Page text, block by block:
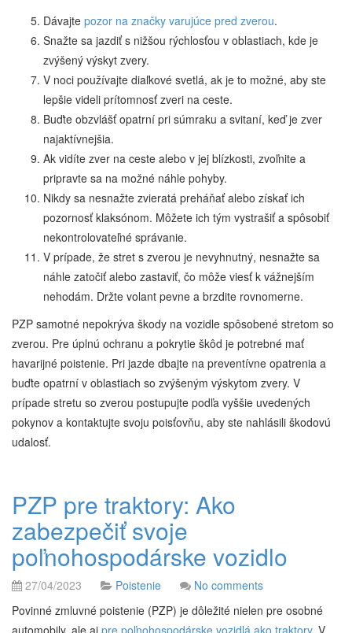
Dávajte pozor na značky varujúce pred zverou.
Snažte sa jazdiť s nižšou rýchlosťou v oblastiach, kde je
zvýšený výskyt zvery.
V noci používajte diaľkové svetlá, ak je to možné, aby ste
lepšie videli prítomnosť zveri na ceste.
Buďte obzvlášť opatrní pri súmraku a svitaní, keď je zver
najaktívnejšia.
Ak vidíte zver na ceste alebo v jej blízkosti, zvoľnite a
pripravte sa na možné náhle pohyby.
Nikdy sa nesnažte zvieratá preháňať alebo získať ich
pozornosť klaksónom. Môžete ich tým vystrašiť a spôsobiť
nekontrolovateľné správanie.
V prípade, že stret s zverou je nevyhnutný, nesnažte sa
náhle zatočiť alebo zastaviť, čo môže viesť k vážnejším
nehodám. Držte volant pevne a brzdite rovnomerne.
PZP samotné nepokrýva škody na vozidle spôsobené stretom so
zverou. Pre úplnú ochranu a pokrytie škôd je potrebné mať
havarijné poistenie. Pri jazde dbajte na preventívne opatrenia a
buďte opatrní v oblastiach so zvýšeným výskytom zvery. V
prípade stretu so zverou postupujte podľa vyššie uvedených
pokynov a kontaktujte svoju poisťovňu, aby ste nahlásili škodovú
udalosť.
PZP pre traktory: Ako
zabezpečiť svoje
poľnohospodárske vozidlo
27/04/2023 Poistenie
No comments
Povinné zmluvné poistenie (PZP) je dôležité nielen pre osobné
automobily, ale aj pre poľnohospodárske vozidlá ako traktory. V